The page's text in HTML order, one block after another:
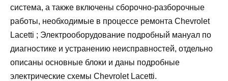
система, а также включены сборочно-разборочные
работы, необходимые в процессе ремонта Chevrolet
Lacetti ; Электрооборудование подробный мануал по
диагностике и устранению неисправностей, отдельно
описаны основные блоки и даны подробные
электрические схемы Chevrolet Lacetti.